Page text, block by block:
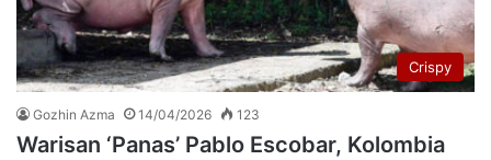
Crispy
Gozhin Azma 14/04/2026 123
Warisan ‘Panas’ Pablo Escobar, Kolombia